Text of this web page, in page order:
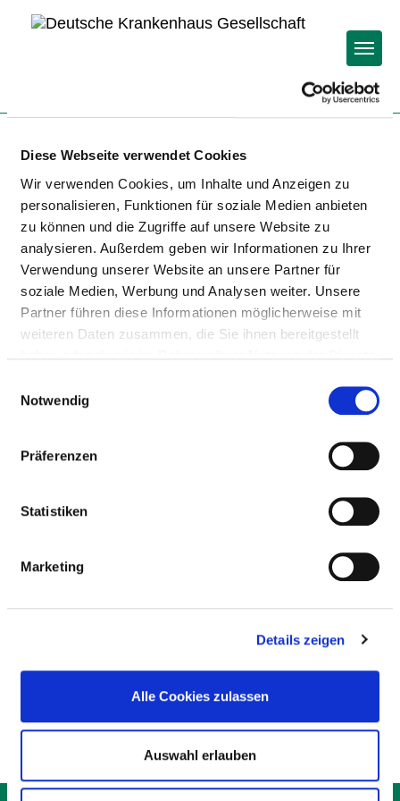
Diese Webseite verwendet Cookies
Wir verwenden Cookies, um Inhalte und Anzeigen zu
personalisieren, Funktionen für soziale Medien anbieten
zu können und die Zugriffe auf unsere Website zu
analysieren. Außerdem geben wir Informationen zu Ihrer
Verwendung unserer Website an unsere Partner für
soziale Medien, Werbung und Analysen weiter. Unsere
Partner führen diese Informationen möglicherweise mit
weiteren Daten zusammen, die Sie ihnen bereitgestellt
Notwendig
Präferenzen
Statistiken
Marketing
Details zeigen
Alle Cookies zulassen
Auswahl erlauben
KLINIKUM BAD HERSFELD
GMBH
KLINIK FÜR FRAUENHEILKUNDE UND
GEBURTSHILFE
Leitung einer Station / eines Bereiches (PQ05)
Still- und Laktationsberatung (ZP28)